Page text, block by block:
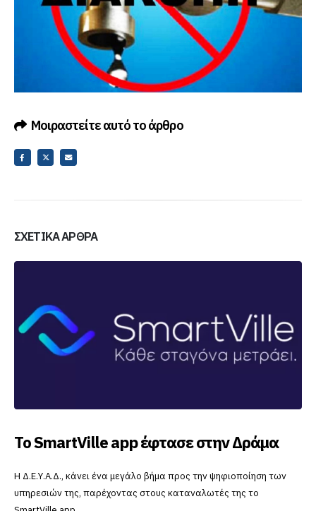
Μοιραστείτε αυτό το άρθρο
ΣΧΕΤΙΚΆ ΆΡΘΡΑ
Το SmartVille app έφτασε στην Δράμα
Η Δ.Ε.Υ.Α.Δ., κάνει ένα μεγάλο βήμα προς την ψηφιοποίηση των
υπηρεσιών της, παρέχοντας στους καταναλωτές της το